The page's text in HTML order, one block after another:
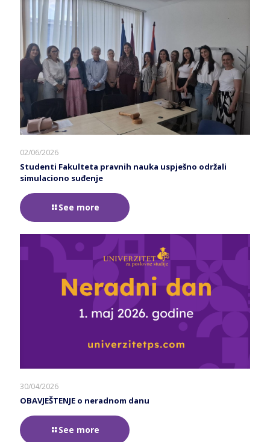
02/06/2026
Studenti Fakulteta pravnih nauka uspješno održali
simulaciono suđenje
See more
30/04/2026
OBAVJEŠTENJE o neradnom danu
See more